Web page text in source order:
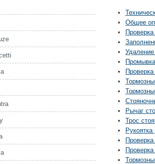
Общее
Рычаг
Трос